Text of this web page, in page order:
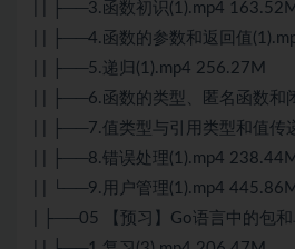
| | ├──3.函数初识(1).mp4 163.52M
| | ├──4.函数的参数和返回值
| | ├──5.递归(1).mp4 256.27M
| | ├──6.函数的类型、匿名函数和
| | ├──7.值类型与引用类型和值传
| | ├──8.错误处理(1).mp4 238.44M
| | └──9.用户管理(1).mp4 445.86M
| ├──05 【预习】Go语言中的包和